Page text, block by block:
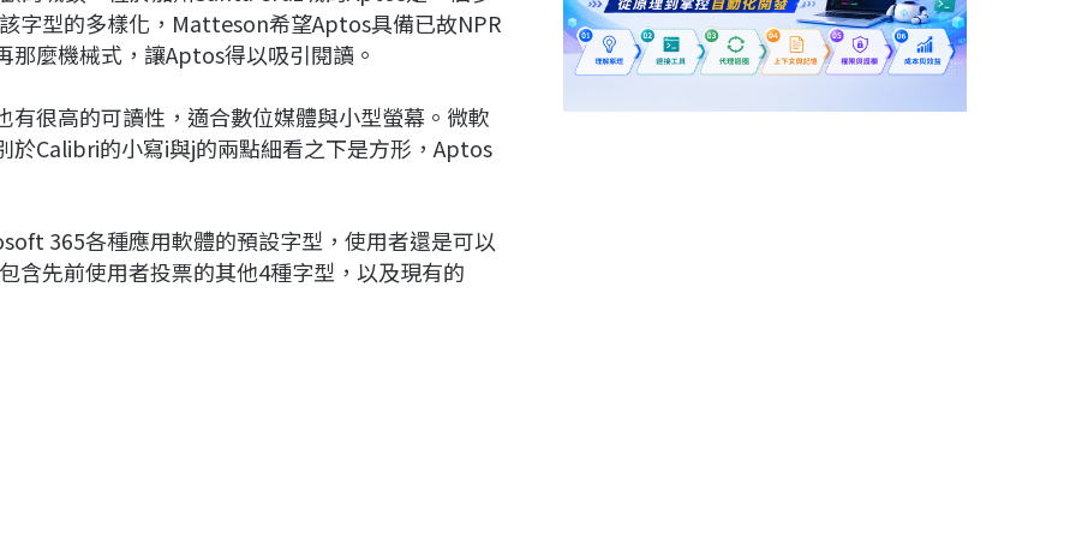
字型的多樣化，Matteson希望Aptos具備已故NPR
麼機械式，讓Aptos得以吸引閱讀。
很高的可讀性，適合數位媒體與小型螢幕。微軟
Calibri的小寫i與j的兩點細看之下是方形，Aptos
365各種應用軟體的預設字型，使用者還是可以
含先前使用者投票的其他4種字型，以及現有的